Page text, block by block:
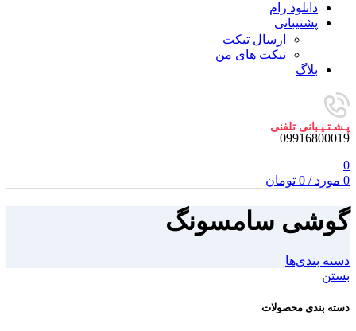
دانلود رام
پشتیبانی
ارسال تیکت
تیکت های من
بلاگ
پـشـتـیـبانی تلفنی
09916800019
0
0 مورد /
0 تومان
گوشی سامسونگ
دسته بندی‌ها
بستن
دسته بندی محصولات